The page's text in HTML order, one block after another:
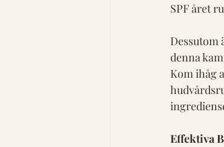
SPF året
Dessutom
denna
Kom ihåg
Effektiva